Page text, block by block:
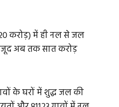
करोड़) में ही नल से जल
अब तक सात करोड़
के घरों में शुद्ध जल की